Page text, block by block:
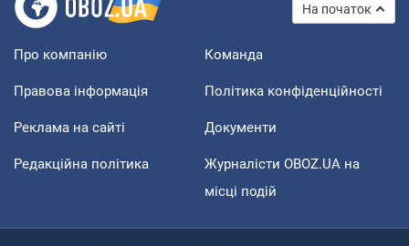
На початок
Про компанію Команда
Правова інформація Політика конфіденційності
Реклама на сайті Документи
Редакційна політика
Журналісти OBOZ.UA на
місці подій